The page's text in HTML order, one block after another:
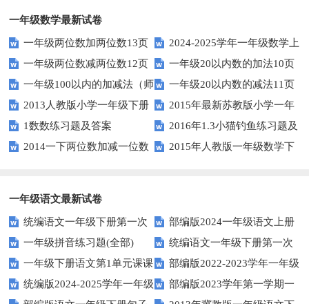
一年级数学最新试卷
一年级两位数加两位数13页
2024-2025学年一年级数学上
册期末素养测评卷（考试版A4
人教版）
一年级两位数减两位数12页
一年级20以内数的加法10页
一年级100以内的加减法（师
版）
一年级20以内数的减法11页
2013人教版小学一年级下册
第三单元整理与复习（一）练习
题
2015年最新苏教版小学一年
级数学下册第一次月考试卷
1数数练习题及答案
2016年1.3小猫钓鱼练习题及
答案
2014一下两位数加减一位数
2015年人教版一年级数学下
一年级语文最新试卷
统编语文一年级下册第一次
月考测试题7
部编版2024一年级语文上册
第一单元检测卷
一年级拼音练习题(全部)
统编语文一年级下册第一次
月考测试题6
一年级下册语文第1单元课课
练
部编版2022-2023学年一年级
语文下册期中复习卷
统编版2024-2025学年一年级
部编版2023学年第一学期一